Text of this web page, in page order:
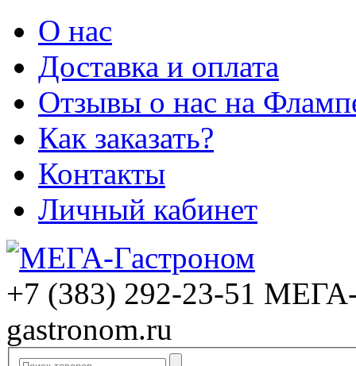
О нас
Доставка и оплата
Отзывы о нас на
Как заказать?
Контакты
Личный кабинет
+7 (383) 292-23-51 МЕГА-
gastronom.ru